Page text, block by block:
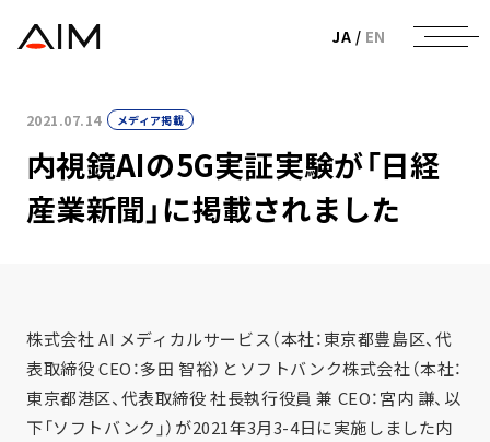
株式会社AIメディカルサービス
JA / EN
2021.07.14 メディア掲載
内視鏡AIの5G実証実験が「日経
産業新聞」に掲載されました
株式会社 AI メディカルサービス（本社：東京都豊島区、代
表取締役 CEO：多田 智裕）とソフトバンク株式会社（本社：
東京都港区、代表取締役 社長執行役員 兼 CEO：宮内 謙、以
下「ソフトバンク」）が2021年3月3-4日に実施しました内